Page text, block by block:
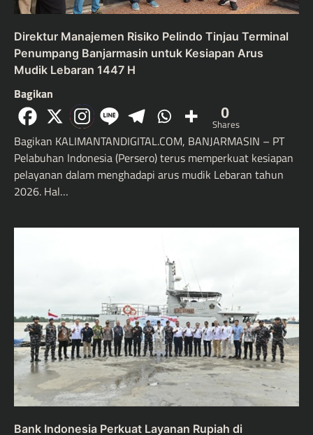
Direktur Manajemen Risiko Pelindo Tinjau Terminal
Penumpang Banjarmasin untuk Kesiapan Arus
Mudik Lebaran 1447 H
Bagikan
0
Shares
Bagikan KALIMANTANDIGITAL.COM, BANJARMASIN – PT
Pelabuhan Indonesia (Persero) terus memperkuat kesiapan
pelayanan dalam menghadapi arus mudik Lebaran tahun
2026. Hal…
Bank Indonesia Perkuat Layanan Rupiah di